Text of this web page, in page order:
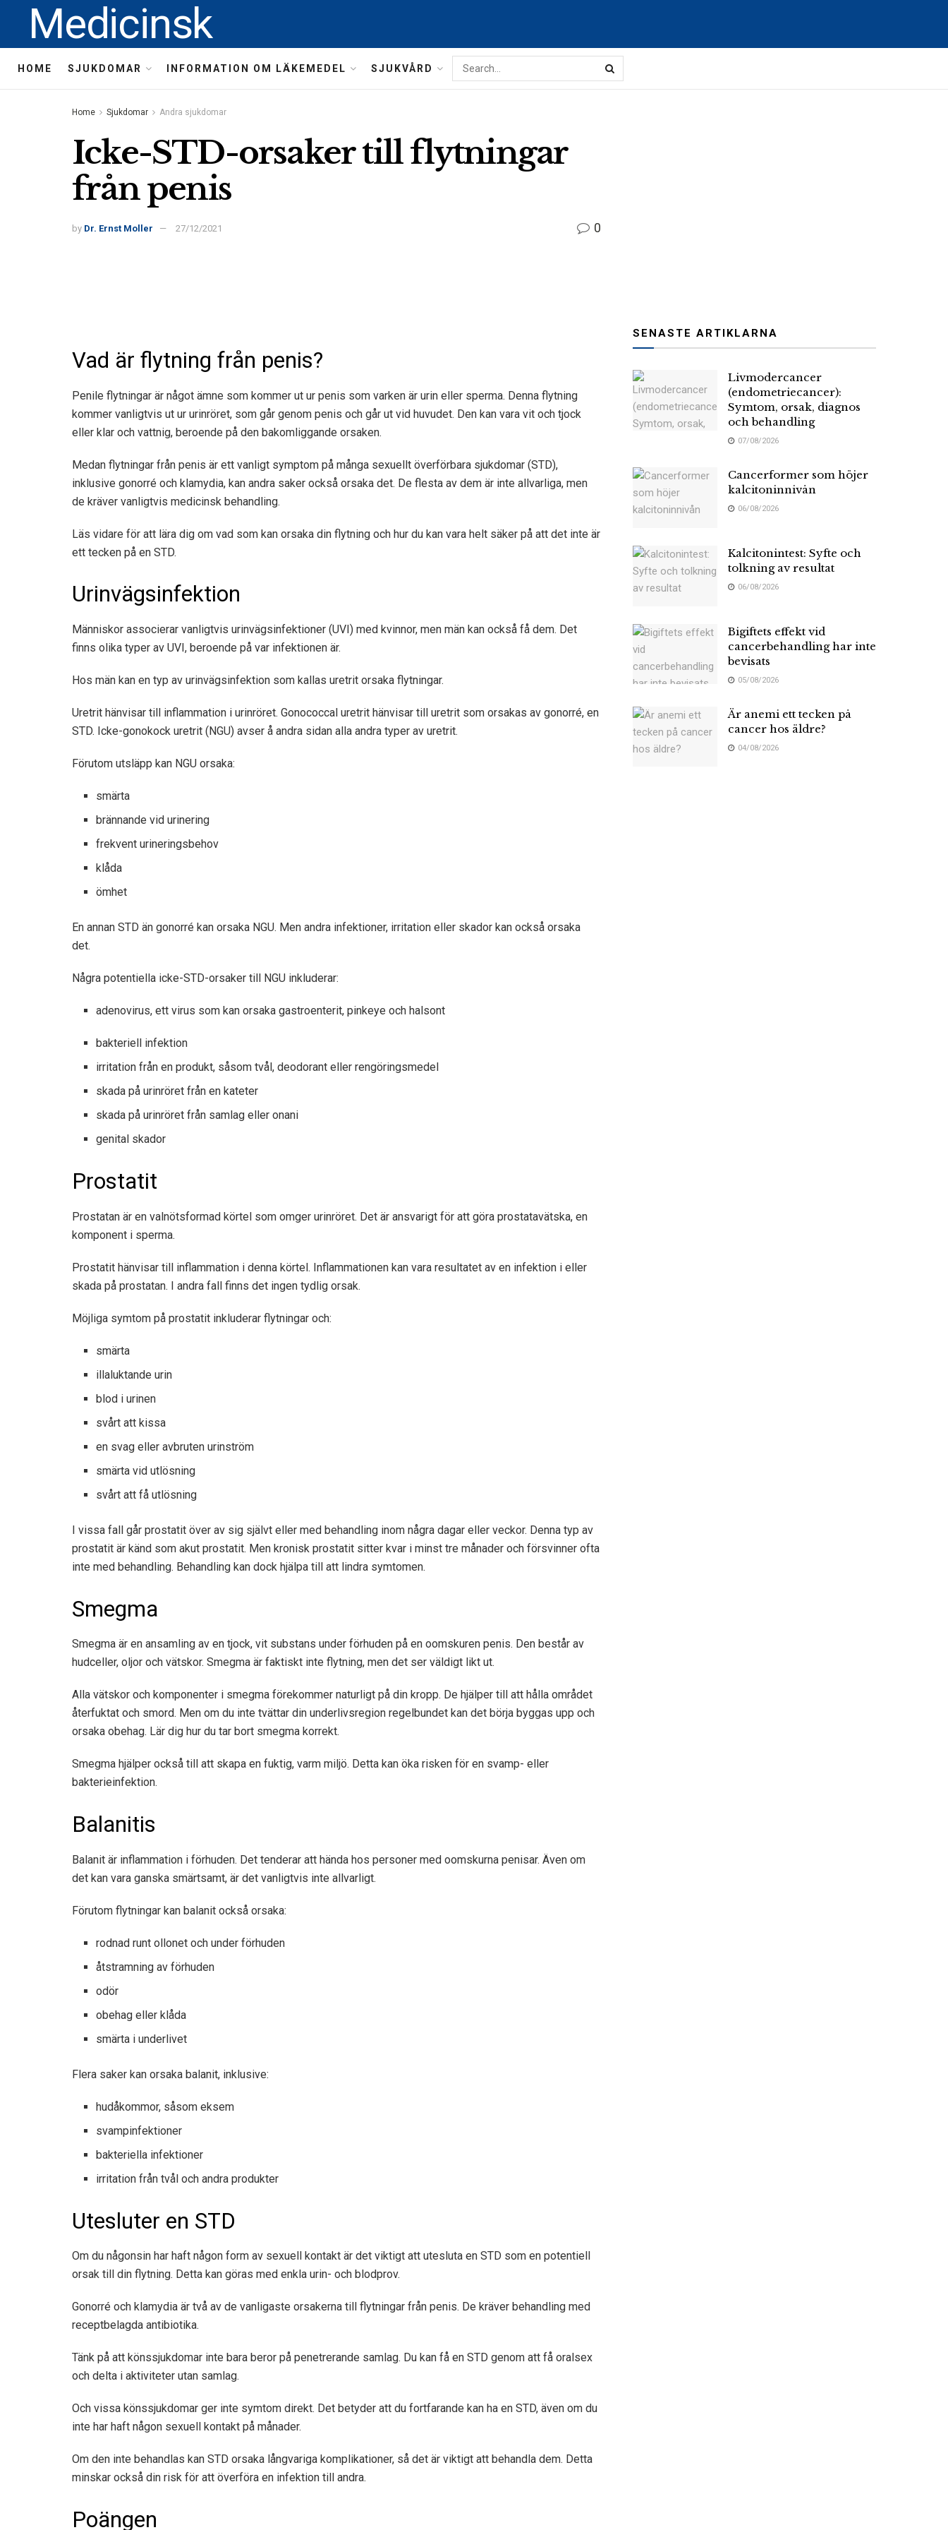
Medicinsk
HOME SJUKDOMAR INFORMATION OM LÄKEMEDEL SJUKVÅRD
Home Sjukdomar Andra sjukdomar
Icke-STD-orsaker till flytningar
från penis
by Dr. Ernst Moller 27/12/2021 0
Vad är flytning från penis?
Penile flytningar är något ämne som kommer ut ur penis som varken är urin eller sperma. Denna flytning
kommer vanligtvis ut ur urinröret, som går genom penis och går ut vid huvudet. Den kan vara vit och tjock
eller klar och vattnig, beroende på den bakomliggande orsaken.
Medan flytningar från penis är ett vanligt symptom på många sexuellt överförbara sjukdomar (STD),
inklusive gonorré och klamydia, kan andra saker också orsaka det. De flesta av dem är inte allvarliga, men
de kräver vanligtvis medicinsk behandling.
Läs vidare för att lära dig om vad som kan orsaka din flytning och hur du kan vara helt säker på att det inte är
ett tecken på en STD.
Urinvägsinfektion
Människor associerar vanligtvis urinvägsinfektioner (UVI) med kvinnor, men män kan också få dem. Det
finns olika typer av UVI, beroende på var infektionen är.
Hos män kan en typ av urinvägsinfektion som kallas uretrit orsaka flytningar.
Uretrit hänvisar till inflammation i urinröret. Gonococcal uretrit hänvisar till uretrit som orsakas av gonorré, en
STD. Icke-gonokock uretrit (NGU) avser å andra sidan alla andra typer av uretrit.
Förutom utsläpp kan NGU orsaka:
smärta
brännande vid urinering
frekvent urineringsbehov
klåda
ömhet
En annan STD än gonorré kan orsaka NGU. Men andra infektioner, irritation eller skador kan också orsaka
det.
Några potentiella icke-STD-orsaker till NGU inkluderar:
adenovirus, ett virus som kan orsaka gastroenterit, pinkeye och halsont
bakteriell infektion
irritation från en produkt, såsom tvål, deodorant eller rengöringsmedel
skada på urinröret från en kateter
skada på urinröret från samlag eller onani
genital skador
Prostatit
Prostatan är en valnötsformad körtel som omger urinröret. Det är ansvarigt för att göra prostatavätska, en
komponent i sperma.
Prostatit hänvisar till inflammation i denna körtel. Inflammationen kan vara resultatet av en infektion i eller
skada på prostatan. I andra fall finns det ingen tydlig orsak.
Möjliga symtom på prostatit inkluderar flytningar och:
smärta
illaluktande urin
blod i urinen
svårt att kissa
en svag eller avbruten urinström
smärta vid utlösning
svårt att få utlösning
I vissa fall går prostatit över av sig självt eller med behandling inom några dagar eller veckor. Denna typ av
prostatit är känd som akut prostatit. Men kronisk prostatit sitter kvar i minst tre månader och försvinner ofta
inte med behandling. Behandling kan dock hjälpa till att lindra symtomen.
Smegma
Smegma är en ansamling av en tjock, vit substans under förhuden på en oomskuren penis. Den består av
hudceller, oljor och vätskor. Smegma är faktiskt inte flytning, men det ser väldigt likt ut.
Alla vätskor och komponenter i smegma förekommer naturligt på din kropp. De hjälper till att hålla området
återfuktat och smord. Men om du inte tvättar din underlivsregion regelbundet kan det börja byggas upp och
orsaka obehag. Lär dig hur du tar bort smegma korrekt.
Smegma hjälper också till att skapa en fuktig, varm miljö. Detta kan öka risken för en svamp- eller
bakterieinfektion.
Balanitis
Balanit är inflammation i förhuden. Det tenderar att hända hos personer med oomskurna penisar. Även om
det kan vara ganska smärtsamt, är det vanligtvis inte allvarligt.
Förutom flytningar kan balanit också orsaka:
rodnad runt ollonet och under förhuden
åtstramning av förhuden
odör
obehag eller klåda
smärta i underlivet
Flera saker kan orsaka balanit, inklusive:
hudåkommor, såsom eksem
svampinfektioner
bakteriella infektioner
irritation från tvål och andra produkter
Utesluter en STD
Om du någonsin har haft någon form av sexuell kontakt är det viktigt att utesluta en STD som en potentiell
orsak till din flytning. Detta kan göras med enkla urin- och blodprov.
Gonorré och klamydia är två av de vanligaste orsakerna till flytningar från penis. De kräver behandling med
receptbelagda antibiotika.
Tänk på att könssjukdomar inte bara beror på penetrerande samlag. Du kan få en STD genom att få oralsex
och delta i aktiviteter utan samlag.
Och vissa könssjukdomar ger inte symtom direkt. Det betyder att du fortfarande kan ha en STD, även om du
inte har haft någon sexuell kontakt på månader.
Om den inte behandlas kan STD orsaka långvariga komplikationer, så det är viktigt att behandla dem. Detta
minskar också din risk för att överföra en infektion till andra.
Poängen
SENASTE ARTIKLARNA
Livmodercancer
(endometriecancer):
Symtom, orsak, diagnos
och behandling
07/08/2026
Cancerformer som höjer
kalcitoninnivån
06/08/2026
Kalcitonintest: Syfte och
tolkning av resultat
06/08/2026
Bigiftets effekt vid
cancerbehandling har inte
bevisats
05/08/2026
Är anemi ett tecken på
cancer hos äldre?
04/08/2026